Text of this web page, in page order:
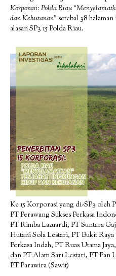
Korporasi: Polda Riau
dan Kehutanan” setebal 38
alasan SP3 15 Polda Riau.
Ke 15 Korporasi yang di-SP3 oleh
PT Perawang Sukses Perkasa
PT Rimba Lazuardi, PT Suntara
Hutani Sola Lestari, PT Bukit
Perkasa Indah, PT Ruas Utama
dan PT Alam Sari Lestari, PT Pan
PT Parawira (Sawit)